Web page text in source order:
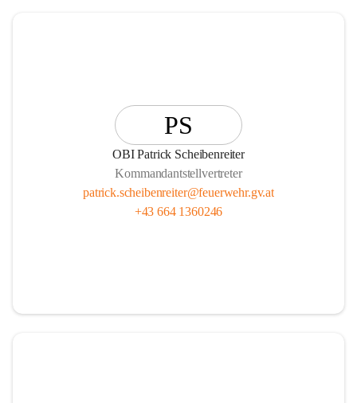
PS
OBI Patrick Scheibenreiter
Kommandantstellvertreter
patrick.scheibenreiter@feuerwehr.gv.at
+43 664 1360246